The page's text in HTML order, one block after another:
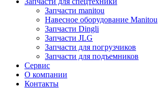
Запчасти manitou
Навесное оборудование Manitou
Запчасти Dingli
Запчасти JLG
Запчасти для погрузчиков
Запчасти для подъемников
Cервис
О компании
Контакты